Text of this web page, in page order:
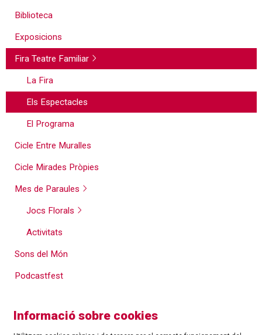
Biblioteca
Exposicions
Fira Teatre Familiar
La Fira
Els Espectacles
El Programa
Cicle Entre Muralles
Cicle Mirades Pròpies
Mes de Paraules
Jocs Florals
Activitats
Sons del Món
Podcastfest
Informació sobre cookies